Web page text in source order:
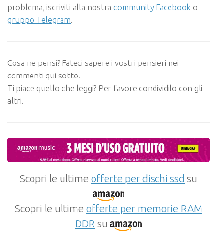
problema, iscriviti alla nostra community Facebook o
gruppo Telegram.
Cosa ne pensi? Fateci sapere i vostri pensieri nei
commenti qui sotto.
Ti piace quello che leggi? Per favore condividilo con gli
altri.
Scopri le ultime offerte per dischi ssd su
Scopri le ultime offerte per memorie RAM
DDR su